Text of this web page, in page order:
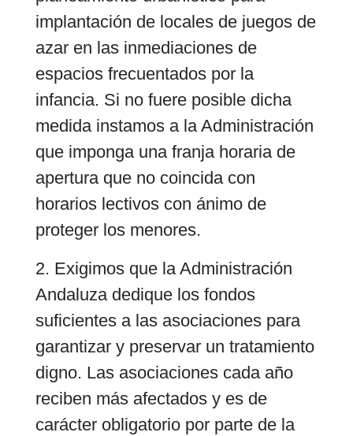
implantación de locales de juegos de
azar en las inmediaciones de
espacios frecuentados por la
infancia. Si no fuere posible dicha
medida instamos a la Administración
que imponga una franja horaria de
apertura que no coincida con
horarios lectivos con ánimo de
proteger los menores.
2. Exigimos que la Administración
Andaluza dedique los fondos
suficientes a las asociaciones para
garantizar y preservar un tratamiento
digno. Las asociaciones cada año
reciben más afectados y es de
carácter obligatorio por parte de la